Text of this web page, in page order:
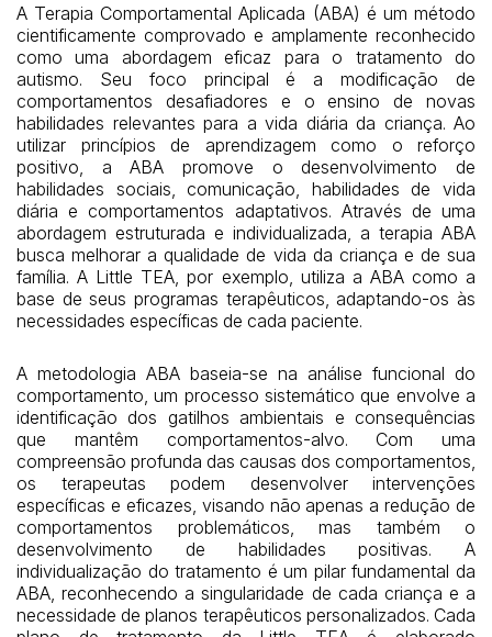
A Terapia Comportamental Aplicada (ABA) é um método
cientificamente comprovado e amplamente reconhecido
como uma abordagem eficaz para o tratamento do
autismo. Seu foco principal é a modificação de
comportamentos desafiadores e o ensino de novas
habilidades relevantes para a vida diária da criança. Ao
utilizar princípios de aprendizagem como o reforço
positivo, a ABA promove o desenvolvimento de
habilidades sociais, comunicação, habilidades de vida
diária e comportamentos adaptativos. Através de uma
abordagem estruturada e individualizada, a terapia ABA
busca melhorar a qualidade de vida da criança e de sua
família. A Little TEA, por exemplo, utiliza a ABA como a
base de seus programas terapêuticos, adaptando-os às
necessidades específicas de cada paciente.
A metodologia ABA baseia-se na análise funcional do
comportamento, um processo sistemático que envolve a
identificação dos gatilhos ambientais e consequências
que mantêm comportamentos-alvo. Com uma
compreensão profunda das causas dos comportamentos,
os terapeutas podem desenvolver intervenções
específicas e eficazes, visando não apenas a redução de
comportamentos problemáticos, mas também o
desenvolvimento de habilidades positivas. A
individualização do tratamento é um pilar fundamental da
ABA, reconhecendo a singularidade de cada criança e a
necessidade de planos terapêuticos personalizados. Cada